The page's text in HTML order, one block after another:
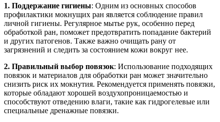
1. Поддержание гигиены: Одним из основных способов
профилактики мокнущих ран является соблюдение правил
личной гигиены. Регулярное мытье рук, особенно перед
обработкой ран, поможет предотвратить попадание бактерий
и других патогенов. Также важно очищать рану от
загрязнений и следить за состоянием кожи вокруг нее.
2. Правильный выбор повязок: Использование подходящих
повязок и материалов для обработки ран может значительно
снизить риск их мокнутия. Рекомендуется применять повязки,
которые обладают хорошей воздухопроницаемостью и
способствуют отведению влаги, такие как гидрогелевые или
специальные дренажные повязки.